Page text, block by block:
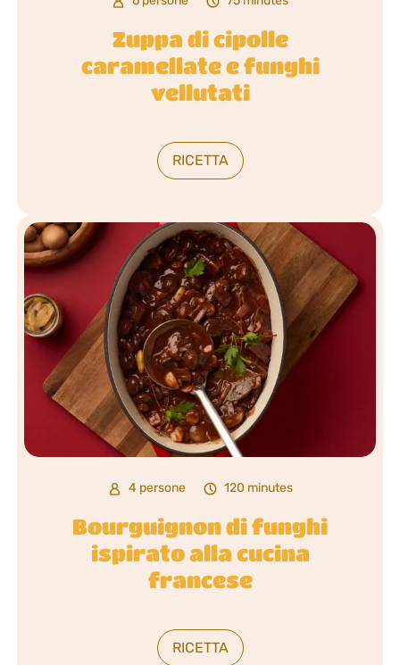
Zuppa di cipolle
caramellate e funghi
vellutati
RICETTA
4 persone 120 minutes
Bourguignon di funghi
ispirato alla cucina
francese
RICETTA